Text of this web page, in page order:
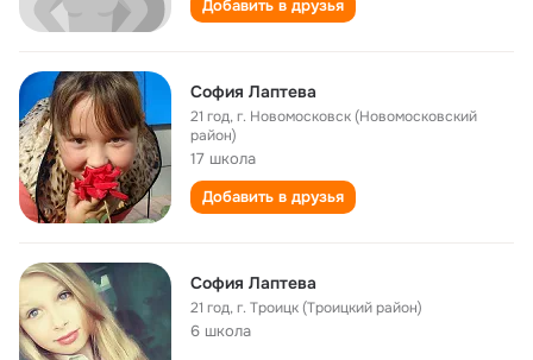
Добавить в друзья
София Лаптева
21 год,г. Новомосковск (Новомосковский
район)
17 школа
Добавить в друзья
София Лаптева
21 год,г. Троицк (Троицкий район)
6 школа